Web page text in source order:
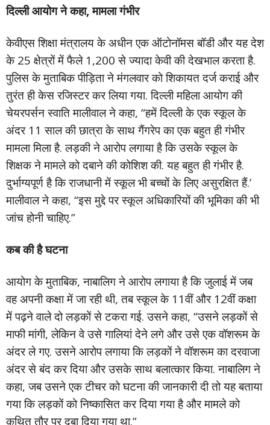
दिल्ली आयोग ने कहा, मामला गंभीर
केवीएस शिक्षा मंत्रालय के अधीन एक ऑटोनॉमस बॉडी और यह देश
के 25 क्षेत्रों में फैले 1,200 से ज्यादा केवी की देखभाल करता है.
पुलिस के मुताबिक पीड़िता ने मंगलवार को शिकायत दर्ज कराई और
तुरंत ही केस रजिस्टर कर लिया गया. दिल्ली महिला आयोग की
चेयरपर्सन स्वाति मालीवाल ने कहा, “हमें दिल्ली के एक स्कूल के
अंदर 11 साल की छात्रा के साथ गैंगरेप का एक बहुत ही गंभीर
मामला मिला है. लड़की ने आरोप लगाया है कि उसके स्कूल के
शिक्षक ने मामले को दबाने की कोशिश की. यह बहुत ही गंभीर है.
दुर्भाग्यपूर्ण है कि राजधानी में स्कूल भी बच्चों के लिए असुरक्षित हैं.’
मालीवाल ने कहा, “इस मुद्दे पर स्कूल अधिकारियों की भूमिका की भी
जांच होनी चाहिए.”
कब की है घटना
आयोग के मुताबिक, नाबालिग ने आरोप लगाया है कि जुलाई में जब
वह अपनी कक्षा में जा रही थी, तब स्कूल के 11वीं और 12वीं कक्षा
में पढ़ने वाले दो लड़कों से टकरा गई. उसने कहा, “उसने लड़कों से
माफी मांगी, लेकिन वे उसे गालियां देने लगे और उसे एक वॉशरूम के
अंदर ले गए. उसने आरोप लगाया कि लड़कों ने वॉशरूम का दरवाजा
अंदर से बंद कर दिया और उसके साथ बलात्कार किया. नाबालिग ने
कहा, जब उसने एक टीचर को घटना की जानकारी दी तो यह बताया
गया कि लड़कों को निष्कासित कर दिया गया है और मामले को
कथित तौर पर दबा दिया गया था.”